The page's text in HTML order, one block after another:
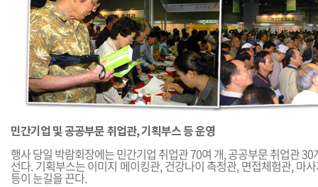
민간기업 및 공공부문 취업관, 기획부스 등 운영
행사 당일 박람회장에는 민간기업 취업관 70여 개, 공공부문 취업관
선다. 기획부스는 이미지 메이킹관, 건강나이 측정관, 면접체험관, 마
등이 눈길을 끈다.